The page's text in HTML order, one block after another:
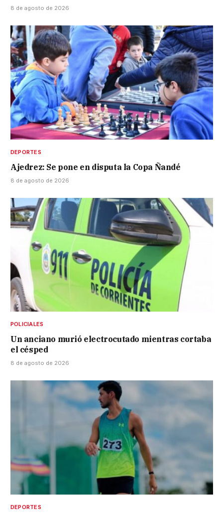
8 de agosto de 2026
DEPORTES
Ajedrez: Se pone en disputa la Copa Ñandé
8 de agosto de 2026
POLICIALES
Un anciano murió electrocutado mientras cortaba
el césped
8 de agosto de 2026
DEPORTES